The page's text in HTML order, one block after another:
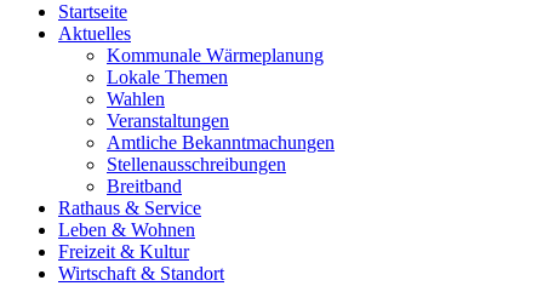
Startseite
Aktuelles
Kommunale Wärmeplanung
Lokale Themen
Wahlen
Veranstaltungen
Amtliche Bekanntmachungen
Stellenausschreibungen
Breitband
Rathaus & Service
Leben & Wohnen
Freizeit & Kultur
Wirtschaft & Standort